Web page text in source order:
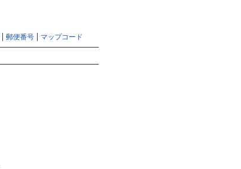
郵便番号 マップコード